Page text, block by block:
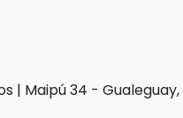
| Maipú 34 -